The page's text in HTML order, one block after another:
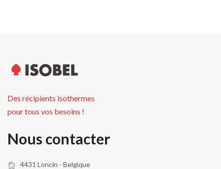
Des récipients isothermes
pour tous vos besoins !
Nous contacter
4431 Loncin - Belgique